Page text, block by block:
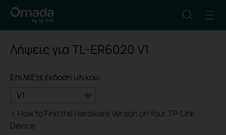
Λήψεις για TL-ER6020 V1
Επιλέξτε έκδοση υλικού:
V1
> How to Find the Hardware Version on Your TP-Link
Device